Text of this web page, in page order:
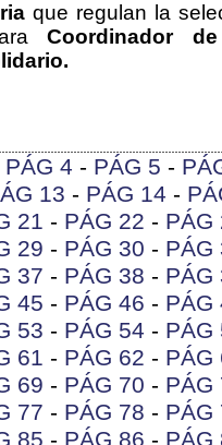
que regulan la
Coordinador
PÁG 4 - PÁG 5 -
13 - PÁG 14 -
21 - PÁG 22 - PÁG
29 - PÁG 30 - PÁG
37 - PÁG 38 - PÁG
45 - PÁG 46 - PÁG
53 - PÁG 54 - PÁG
61 - PÁG 62 - PÁG
69 - PÁG 70 - PÁG
77 - PÁG 78 - PÁG
85 - PÁG 86 - PÁG